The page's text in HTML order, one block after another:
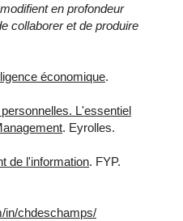
en profondeur
collaborer et de produire
économique.
L'essentiel
. Eyrolles.
de l'information. FYP.
in/chdeschamps/